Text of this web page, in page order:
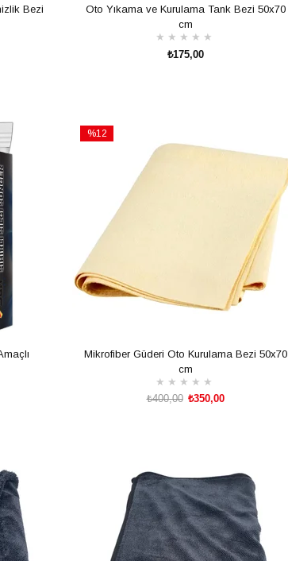
Bezi
Oto Yıkama ve Kurulama Tank Bezi 50x70
cm
★ ★ ★ ★ ★
₺175,00
%12
Mikrofiber Güderi Oto Kurulama Bezi 50x70
cm
★ ★ ★ ★ ★
₺350,00
₺400,00